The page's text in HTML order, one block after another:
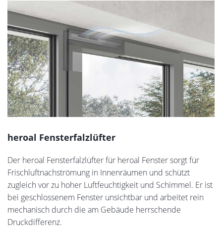
heroal Fensterfalzlüfter
Der heroal Fensterfalzlüfter für heroal Fenster sorgt für
Frischluftnachströmung in Innenräumen und schützt
zugleich vor zu hoher Luftfeuchtigkeit und Schimmel. Er ist
bei geschlossenem Fenster unsichtbar und arbeitet rein
mechanisch durch die am Gebäude herrschende
Druckdifferenz.